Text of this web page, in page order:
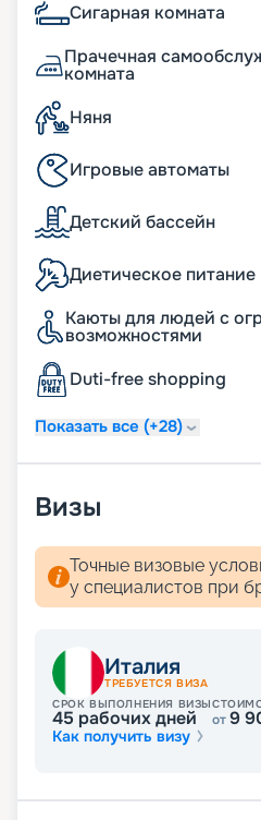
Сигарная комната
Прачечная
комната
Няня
Игровые автоматы
Детский бассейн
Диетическое питание
Каюты для людей с
возможностями
Duti-free shopping
Показать все (+28)
Визы
Точные визовые
у специалистов при
Италия
ТРЕБУЕТСЯ ВИЗА
СРОК ВЫПОЛНЕНИЯ ВИЗЫ
45 рабочих дней от9
Как получить визу